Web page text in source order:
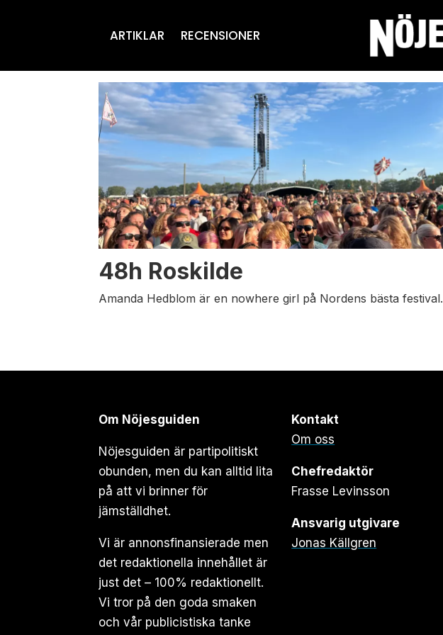
ARTIKLAR RECENSIONER
roskilde-
festivalen
48h Roskilde
Amanda Hedblom är en nowhere girl på Nordens bästa festival.
Om Nöjesguiden
Nöjesguiden är partipolitiskt
obunden, men du kan alltid lita
på att vi brinner för
jämställdhet.
Vi är annonsfinansierade men
det redaktionella innehållet är
just det – 100% redaktionellt.
Vi tror på den goda smaken
och vår publicistiska tanke
Kontakt
Om oss
Chefredaktör
Frasse Levinsson
Ansvarig utgivare
Jonas Källgren